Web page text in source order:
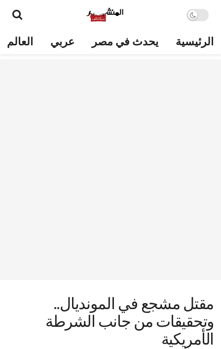
الرئيسية يحدث في مصر عربي العالم
مقتل مشجع في المونديال..
وتحقيقات من جانب الشرطة
الأمريكية